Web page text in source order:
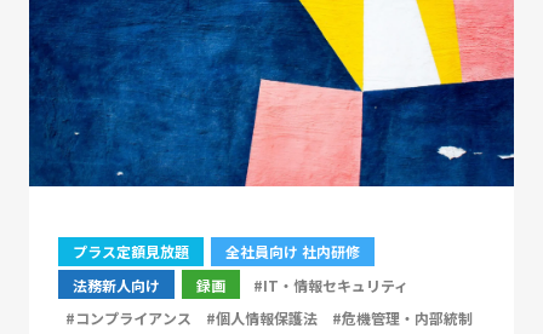
プラス定額見放題
全社員向け 社内研修
法務新人向け
録画
#IT・情報セキュリティ
#コンプライアンス
#個人情報保護法
#危機管理・内部統制